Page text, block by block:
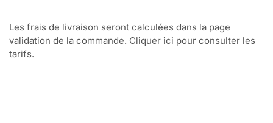
Les frais de livraison seront calculées dans la page
validation de la commande. Cliquer ici pour consulter les
tarifs.